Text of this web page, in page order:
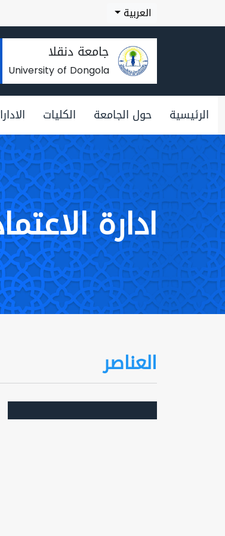
العربية
جامعة دنقلا
University of Dongola
الرئيسية حول الجامعة الكليات
ادارة
العناصر